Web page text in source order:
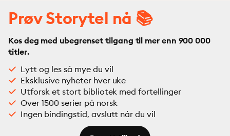
Prøv Storytel nå 📚
Kos deg med ubegrenset tilgang til mer enn 900 000
titler.
Lytt og les så mye du vil
Eksklusive nyheter hver uke
Utforsk et stort bibliotek med fortellinger
Over 1500 serier på norsk
Ingen bindingstid, avslutt når du vil